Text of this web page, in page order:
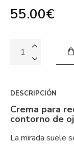
55.00€
DESCRIPCIÓN
Crema para
contorno de
La mirada suele